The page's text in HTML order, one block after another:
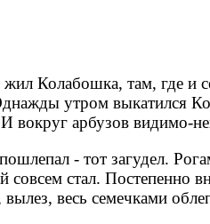
Колабошка, там, где и
утром выкатился
вокруг арбузов видимо-
- тот загудел.
совсем стал. Постепенно
весь семечками